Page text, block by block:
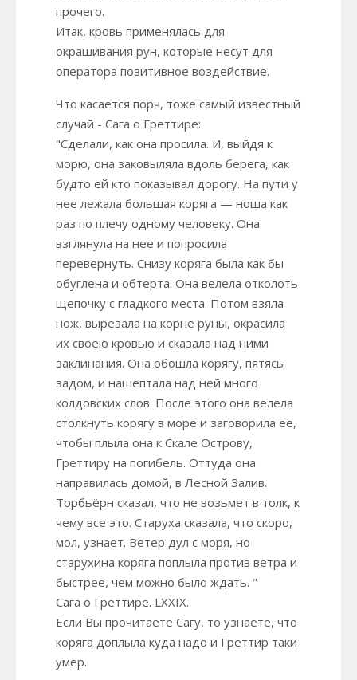
прочего.
Итак, кровь применялась для
окрашивания рун, которые несут для
оператора позитивное воздействие.
Что касается порч, тоже самый известный
случай - Сага о Греттире:
"Сделали, как она просила. И, выйдя к
морю, она заковыляла вдоль берега, как
будто ей кто показывал дорогу. На пути у
нее лежала большая коряга — ноша как
раз по плечу одному человеку. Она
взглянула на нее и попросила
перевернуть. Снизу коряга была как бы
обуглена и обтерта. Она велела отколоть
щепочку с гладкого места. Потом взяла
нож, вырезала на корне руны, окрасила
их своею кровью и сказала над ними
заклинания. Она обошла корягу, пятясь
задом, и нашептала над ней много
колдовских слов. После этого она велела
столкнуть корягу в море и заговорила ее,
чтобы плыла она к Скале Острову,
Греттиру на погибель. Оттуда она
направилась домой, в Лесной Залив.
Торбьёрн сказал, что не возьмет в толк, к
чему все это. Старуха сказала, что скоро,
мол, узнает. Ветер дул с моря, но
старухина коряга поплыла против ветра и
быстрее, чем можно было ждать. "
Сага о Греттире. LXXIX.
Если Вы прочитаете Сагу, то узнаете, что
коряга доплыла куда надо и Греттир таки
умер.